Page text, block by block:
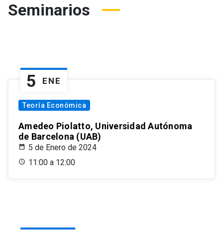
Seminarios
5 ENE
Teoría Económica
Amedeo Piolatto, Universidad Autónoma
de Barcelona (UAB)
5 de Enero de 2024
11:00 a 12:00